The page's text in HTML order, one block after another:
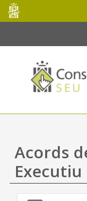
Salta al contingut principal
Consell
de
Mallorca
Acords
Executiu